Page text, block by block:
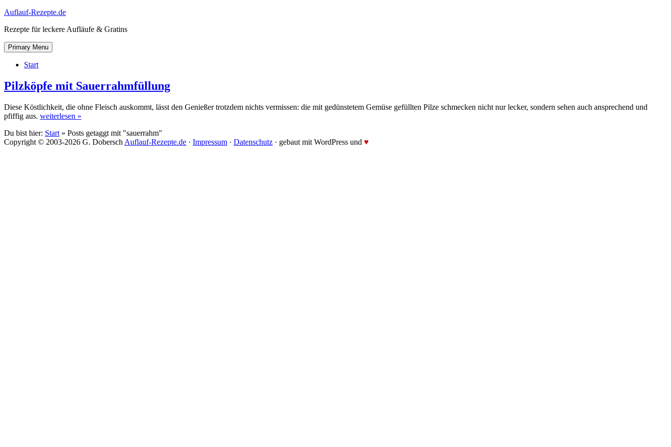
Skip
content
Auflauf-Rezepte.de
Rezepte für leckere Aufläufe & Gratins
Primary Menu Skip
to
Start
Pilzköpfe mit Sauerrahmfüllung
Diese Köstlichkeit, die ohne Fleisch auskommt, lässt den Genießer trotzdem nichts vermissen: die mit gedünstetem Gemüse gefüllten Pilze schmecken nicht nur lecker, sondern sehen auch ansprechend und
pfiffig aus. weiterlesen »
Du bist hier: Start » Posts getaggt mit "sauerrahm"
Copyright © 2003-2026 G. Dobersch Auflauf-Rezepte.de · Impressum · Datenschutz · gebaut mit WordPress und ♥